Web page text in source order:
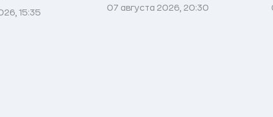
15:35
07 августа 2026, 20:30